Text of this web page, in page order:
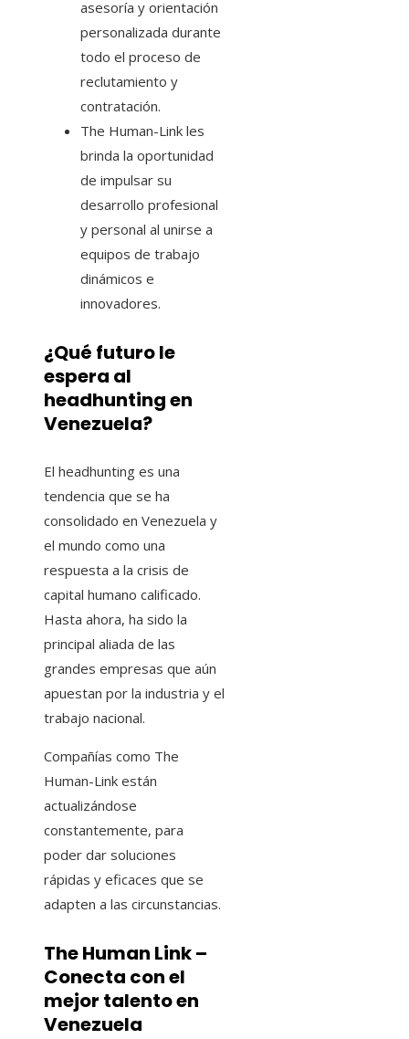
asesoría y orientación
personalizada durante
todo el proceso de
reclutamiento y
contratación.
The Human-Link les
brinda la oportunidad
de impulsar su
desarrollo profesional
y personal al unirse a
equipos de trabajo
dinámicos e
innovadores.
¿Qué futuro le
espera al
headhunting en
Venezuela?
El headhunting es una
tendencia que se ha
consolidado en Venezuela y
el mundo como una
respuesta a la crisis de
capital humano calificado.
Hasta ahora, ha sido la
principal aliada de las
grandes empresas que aún
apuestan por la industria y el
trabajo nacional.
Compañías como The
Human-Link están
actualizándose
constantemente, para
poder dar soluciones
rápidas y eficaces que se
adapten a las circunstancias.
The Human Link –
Conecta con el
mejor talento en
Venezuela